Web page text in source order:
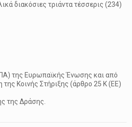
διακόσιες τριάντα τέσσερις (234)
της Ευρωπαϊκής Ένωσης και από
Κοινής Στήριξης (άρθρο 25 Κ (ΕΕ)
της Δράσης.